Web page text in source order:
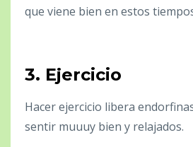
que viene bien en estos
3. Ejercicio
Hacer ejercicio libera
sentir muuuy bien y relajados.